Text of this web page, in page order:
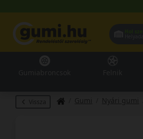
Vissza Gumi Nyári gumi